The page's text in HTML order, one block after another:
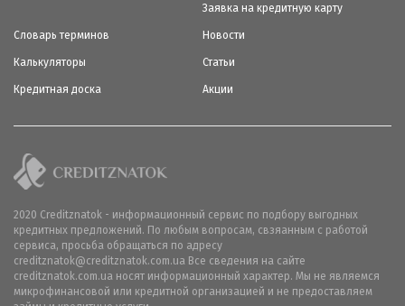
Заявка на кредитную карту
Словарь терминов
Калькуляторы
Кредитная доска
Новости
Статьи
Акции
2020 Creditznatok - информационный сервис по подбору выгодных
кредитных предложений. По любым вопросам, свзяанным с работой
сервиса, просьба обращаться по адресу
creditznatok@creditznatok.com.ua Все сведения на сайте
creditznatok.com.ua носят информационный характер. Мы не являемся
микрофинансовой или кредитной организацией и не предоставляем